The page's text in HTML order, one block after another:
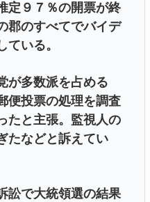
定９７％の開票が終
郡のすべてでバイデ
ている。
が多数派を占める
便投票の処理を調査
たと主張。監視人の
たなどと訴えてい
訟で大統領選の結果